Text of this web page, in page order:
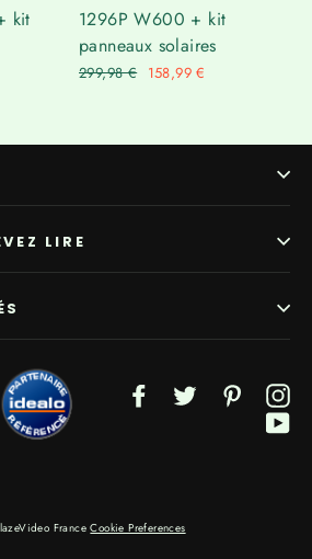
kit
1296P W600 + kit
panneaux solaires
Prix
299,98 € Prix
158,99 €
LIRE
FacebookTwitter Pinterest
FranceCookie Preferences